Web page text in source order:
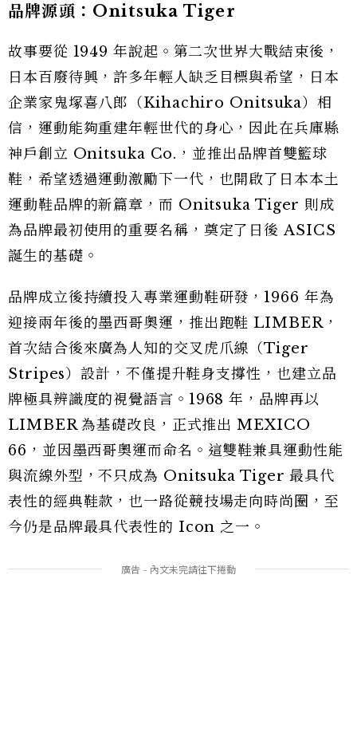
品牌源頭：Onitsuka Tiger
故事要從 1949 年說起。第二次世界大戰結束後，
日本百廢待興，許多年輕人缺乏目標與希望，日本
企業家鬼塚喜八郎（Kihachiro Onitsuka）相
信，運動能夠重建年輕世代的身心，因此在兵庫縣
神戶創立 Onitsuka Co.，並推出品牌首雙籃球
鞋，希望透過運動激勵下一代，也開啟了日本本土
運動鞋品牌的新篇章，而 Onitsuka Tiger 則成
為品牌最初使用的重要名稱，奠定了日後 ASICS
誕生的基礎。
品牌成立後持續投入專業運動鞋研發，1966 年為
迎接兩年後的墨西哥奧運，推出跑鞋 LIMBER，
首次結合後來廣為人知的交叉虎爪線（Tiger
Stripes）設計，不僅提升鞋身支撐性，也建立品
牌極具辨識度的視覺語言。1968 年，品牌再以
LIMBER 為基礎改良，正式推出 MEXICO
66，並因墨西哥奧運而命名。這雙鞋兼具運動性能
與流線外型，不只成為 Onitsuka Tiger 最具代
表性的經典鞋款，也一路從競技場走向時尚圈，至
今仍是品牌最具代表性的 Icon 之一。